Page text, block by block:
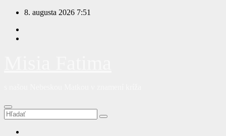
Prejsť
obsah
8. augusta 2026 7:51